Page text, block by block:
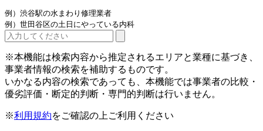
例）渋谷駅の水まわり修理業者
例）世田谷区の土日にやっている内科
※本機能は検索内容から推定されるエリアと業種に基づき、
事業者情報の検索を補助するものです。
いかなる内容の検索であっても、本機能では事業者の比較・
優劣評価・断定的判断・専門的判断は行いません。
※利用規約をご確認の上ご利用ください